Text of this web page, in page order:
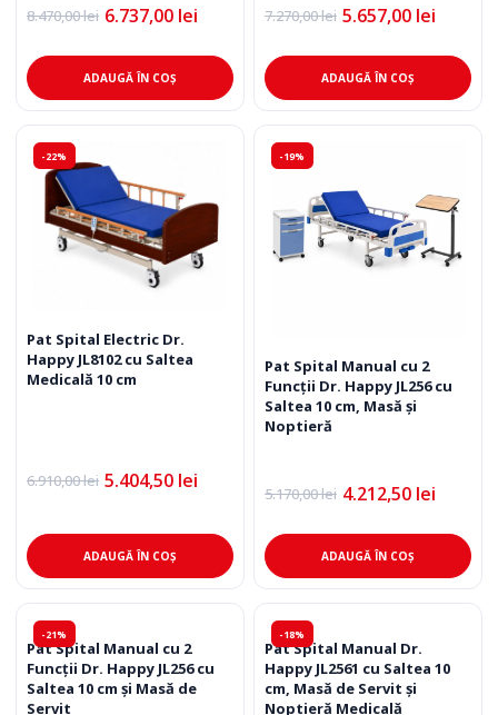
8.470,00lei
Prețul
a
fost:
8.470,00 lei.
6.737,00 lei
Prețul
este:
6.737,00 lei.ADAUGĂ ÎN COȘ
7.270,00lei
Prețul
a
fost:
7.270,00 lei.
5.657,00 lei
Prețul
este:
5.657,00 lei.ADAUGĂ ÎN COȘ
-22%
Pat Spital Electric Dr.
Happy JL8102 cu Saltea
Medicală 10 cm
6.910,00lei
Prețul
fost:
6.910,00 lei.
5.404,50 lei
Prețul
5.404,50 lei.
ADAUGĂ ÎN COȘ
-19%
Pat Spital Manual cu 2
Funcții Dr. Happy JL256 cu
Saltea 10 cm, Masă și
Noptieră
5.170,00lei
Prețul
a
fost:
5.170,00 lei.
4.212,50 lei
Prețul
este:
4.212,50 lei.ADAUGĂ ÎN COȘ
-21%
Pat Spital Manual cu 2
Funcții Dr. Happy JL256 cu
Saltea 10 cm și Masă de
Servit
-18%
Pat Spital Manual Dr.
Happy JL2561 cu Saltea 10
cm, Masă de Servit și
Noptieră Medicală